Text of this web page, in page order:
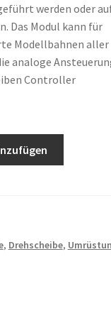
werden oder
Das Modul kann für
Modellbahnen aller
analoge
Controller
, Drehscheibe,